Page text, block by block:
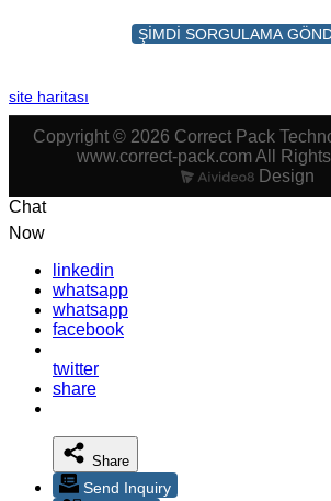
ŞİMDİ SORGULAMA
site haritası
Copyright © 2026 Correct Pack
www.correct-pack.com All
Design
Chat
Now
linkedin
whatsapp
whatsapp
facebook
twitter
share
Share
Send Inquiry